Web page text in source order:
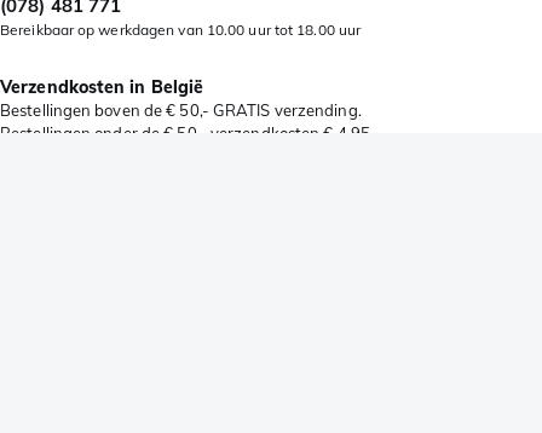
(078) 481 771
Bereikbaar op werkdagen van 10.00 uur tot 18.00 uur
Verzendkosten in België
Bestellingen boven de € 50,- GRATIS verzending.
Bestellingen onder de € 50,- verzendkosten € 4,95.